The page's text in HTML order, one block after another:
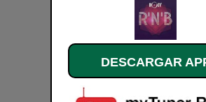
DESCARGAR